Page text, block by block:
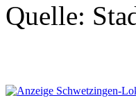
Quelle: